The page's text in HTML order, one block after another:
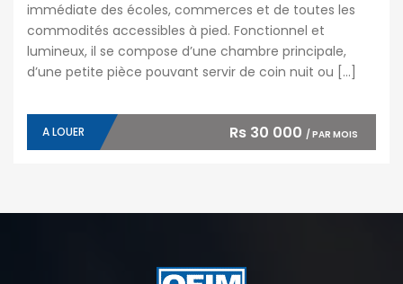
immédiate des écoles, commerces et de toutes les
commodités accessibles à pied. Fonctionnel et
lumineux, il se compose d’une chambre principale,
d’une petite pièce pouvant servir de coin nuit ou […]
A LOUER Rs 30 000 / PAR MOIS